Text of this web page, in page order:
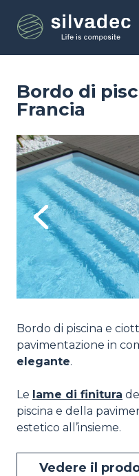
contenuto
Bordo di
Francia
Previous
Image
Bordo di piscina e
pavimentazione in
elegante.
Le lame di finitura
piscina e della
estetico all’insieme.
Vedere il